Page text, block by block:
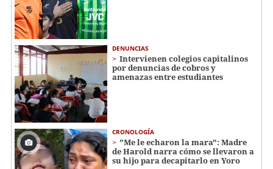
DENUNCIAS
Intervienen colegios capitalinos
por denuncias de cobros y
amenazas entre estudiantes
CRONOLOGÍA
"Me le echaron la mara": Madre
de Harold narra cómo se llevaron a
su hijo para decapitarlo en Yoro